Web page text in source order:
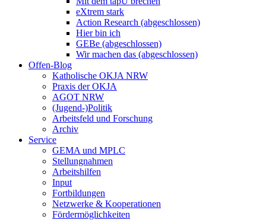
eXtrem stark
Action Research (abgeschlossen)
Hier bin ich
GEBe (abgeschlossen)
Wir machen das (abgeschlossen)
Offen-Blog
Katholische OKJA NRW
Praxis der OKJA
AGOT NRW
(Jugend-)Politik
Arbeitsfeld und Forschung
Archiv
Service
GEMA und MPLC
Stellungnahmen
Arbeitshilfen
Input
Fortbildungen
Netzwerke & Kooperationen
Fördermöglichkeiten